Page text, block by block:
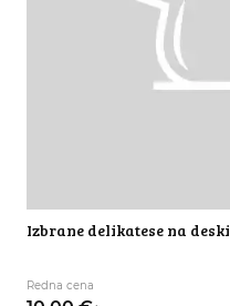
Izbrane delikatese na deski
Redna cena